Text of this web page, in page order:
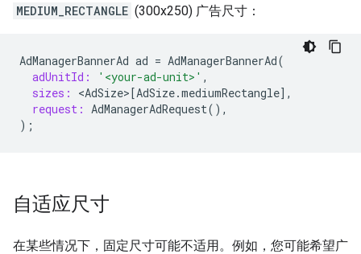
MEDIUM_RECTANGLE (300x250) 广告尺寸：
AdManagerBannerAd ad = AdManagerBannerAd(
adUnitId:
'<your-ad-unit>' ,
sizes:
<AdSize>[AdSize.mediumRectangle],
request: AdManagerAdRequest(),
);
自适应尺寸
在某些情况下，固定尺寸可能不适用。例如，您可能希望广